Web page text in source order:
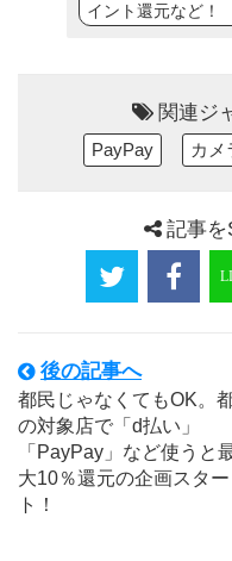
イント還元など！
関連ジ
PayPay カメ
記事を
後の記事へ
都民じゃなくてもOK。
の対象店で「d払い」
「PayPay」など使うと
大10％還元の企画スター
ト！